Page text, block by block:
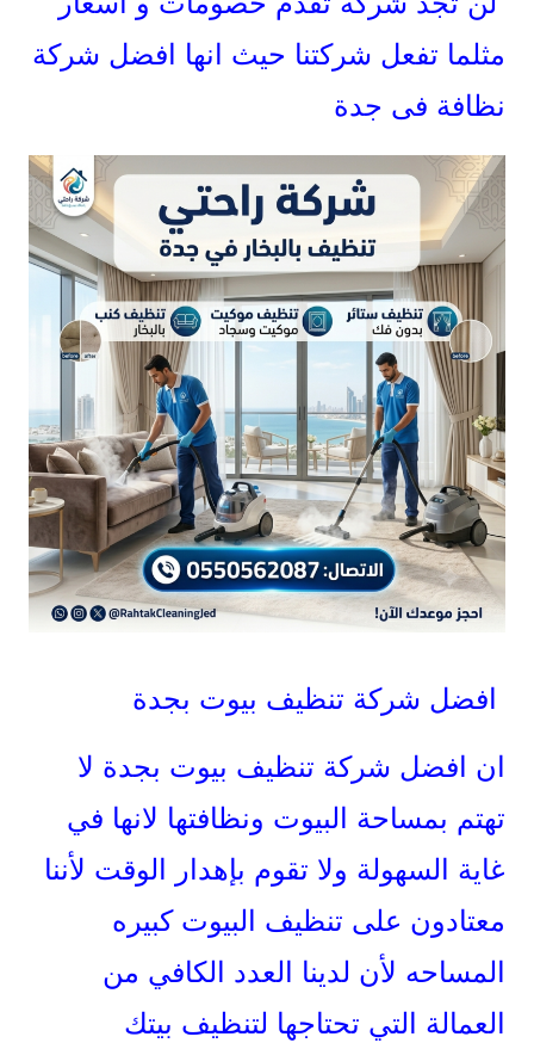
مثلما تفعل شركتنا حيث انها افضل شركة
نظافة فى جدة
افضل شركة تنظيف بيوت بجدة
ان افضل شركة تنظيف بيوت بجدة لا
تهتم بمساحة البيوت ونظافتها لانها في
غاية السهولة ولا تقوم بإهدار الوقت لأننا
معتادون على تنظيف البيوت كبيره
المساحه لأن لدينا العدد الكافي من
العمالة التي تحتاجها لتنظيف بيتك